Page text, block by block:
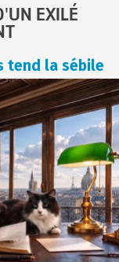
EXILÉ
tend la sébile